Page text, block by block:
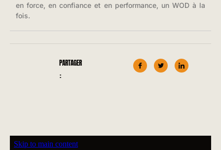
en force, en confiance et en performance, un WOD à la
fois.
PARTAGER
: